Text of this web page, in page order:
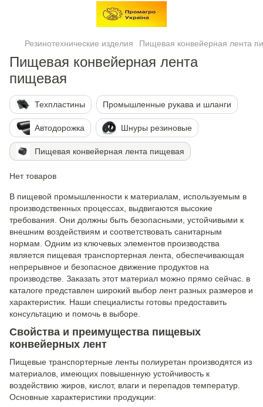
Резинотехнические изделия Пищевая конвейерная лента
Пищевая конвейерная лента
пищевая
Техпластины Промышленные рукава и шланги
Автодорожка Шнуры резиновые
Пищевая конвейерная лента пищевая
Нет товаров
В пищевой промышленности к материалам, используемым в
производственных процессах, выдвигаются высокие
требования. Они должны быть безопасными, устойчивыми к
внешним воздействиям и соответствовать санитарным
нормам. Одним из ключевых элементов производства
является пищевая транспортерная лента, обеспечивающая
непрерывное и безопасное движение продуктов на
производстве. Заказать этот материал можно прямо сейчас. в
каталоге представлен широкий выбор лент разных размеров и
характеристик. Наши специалисты готовы предоставить
консультацию и помочь в выборе.
Свойства и преимущества пищевых
конвейерных лент
Пищевые транспортерные ленты полиуретан производятся из
материалов, имеющих повышенную устойчивость к
воздействию жиров, кислот, влаги и перепадов температур.
Основные характеристики продукции: